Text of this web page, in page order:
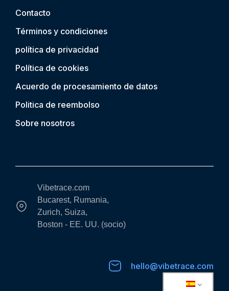
Contacto
Términos y condiciones
política de privacidad
Política de cookies
Acuerdo de procesamiento de datos
Politica de reembolso
Sobre nosotros
Vibetrace.com
Bucarest, Rumania,
Zurich, Suiza,
Boston - EE. UU. (socio)
hello@vibetrace.com